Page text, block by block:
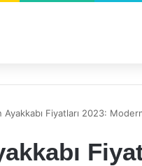
Ayakkabı Fiyatları 2023: